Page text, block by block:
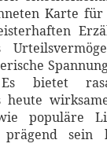
Karte für
bietet
populäre
sein